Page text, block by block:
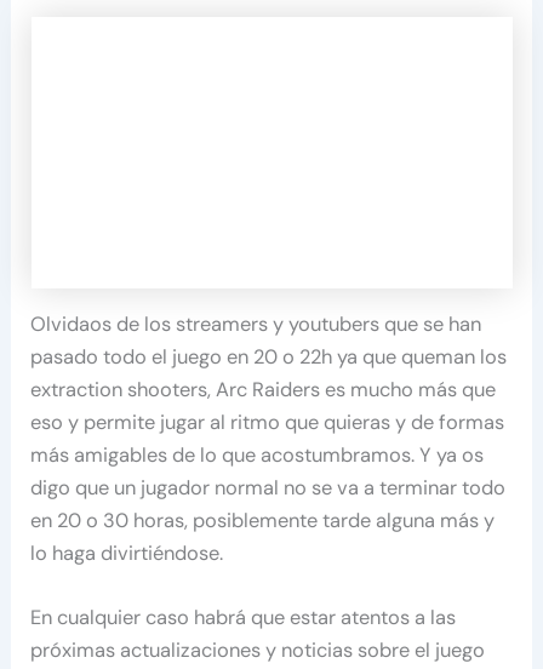
Olvidaos de los streamers y youtubers que se han
pasado todo el juego en 20 o 22h ya que queman los
extraction shooters, Arc Raiders es mucho más que
eso y permite jugar al ritmo que quieras y de formas
más amigables de lo que acostumbramos. Y ya os
digo que un jugador normal no se va a terminar todo
en 20 o 30 horas, posiblemente tarde alguna más y
lo haga divirtiéndose.
En cualquier caso habrá que estar atentos a las
próximas actualizaciones y noticias sobre el juego